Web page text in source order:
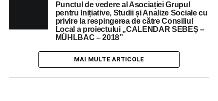
Punctul de vedere al Asociației Grupul
pentru Inițiative, Studii și Analize Sociale cu
privire la respingerea de către Consiliul
Local a proiectului „CALENDAR SEBEȘ –
MÜHLBAC – 2018”
MAI MULTE ARTICOLE